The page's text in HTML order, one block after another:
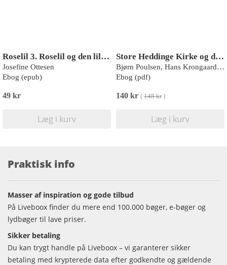
Roselil 3. Roselil og den lille drage
Josefine Ottesen
Ebog (epub)
49 kr
Læg i kurv
Store Heddinge Kirke og dens bygherre
Bjørn Poulsen, Hans Krongaard Kristensen
Ebog (pdf)
140 kr ( 148 kr)
Læg i kurv
Praktisk info
Masser af inspiration og gode tilbud
På Liveboox finder du mere end 100.000 bøger, e-bøger og
lydbøger til lave priser.
Sikker betaling
Du kan trygt handle på Liveboox – vi garanterer sikker
betaling med krypterede data efter godkendte og gældende